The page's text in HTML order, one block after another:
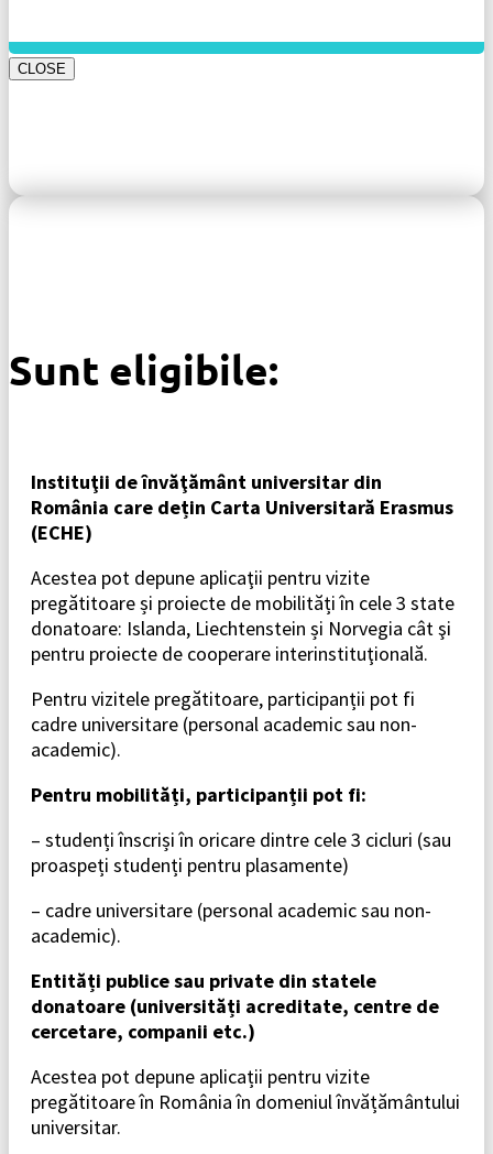
CLOSE
Sunt eligibile:
Instituţii de învăţământ universitar din
România care dețin Carta Universitară Erasmus
(ECHE)
Acestea pot depune aplicaţii pentru vizite
pregătitoare și proiecte de mobilități în cele 3 state
donatoare: Islanda, Liechtenstein și Norvegia cât şi
pentru proiecte de cooperare interinstituţională.
Pentru vizitele pregătitoare, participanții pot fi
cadre universitare (personal academic sau non-
academic).
Pentru mobilități, participanții pot fi:
– studenți înscriși în oricare dintre cele 3 cicluri (sau
proaspeți studenți pentru plasamente)
– cadre universitare (personal academic sau non-
academic).
Entități publice sau private din statele
donatoare (universități acreditate, centre de
cercetare, companii etc.)
Acestea pot depune aplicații pentru vizite
pregătitoare în România în domeniul învățământului
universitar.